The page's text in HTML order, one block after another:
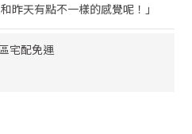
昨天有點不一樣的感覺呢！」
宅配免運